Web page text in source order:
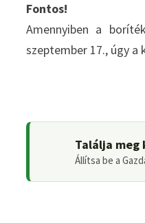
Fontos!
Amennyiben a
szeptember 17., úgy
Találja meg
Állítsa be a